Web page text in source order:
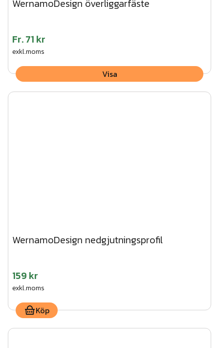
WernamoDesign överliggarfäste
Fr.71 kr
exkl.moms
Visa
WernamoDesign nedgjutningsprofil
159 kr
exkl.moms
Köp